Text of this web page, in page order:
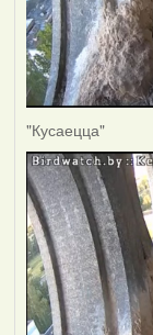
"Кусаецца"